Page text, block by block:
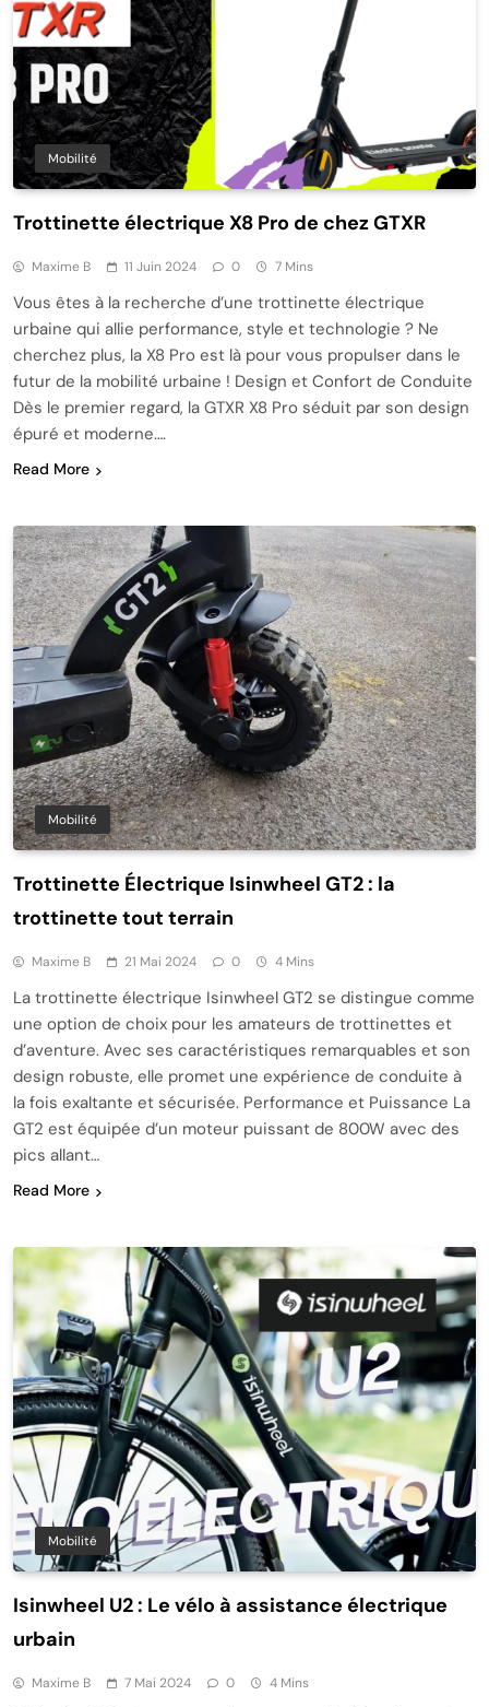
Mobilité
Trottinette électrique X8 Pro de chez GTXR
Maxime B 11 Juin 2024 0 7 Mins
Vous êtes à la recherche d’une trottinette électrique
urbaine qui allie performance, style et technologie ? Ne
cherchez plus, la X8 Pro est là pour vous propulser dans le
futur de la mobilité urbaine ! Design et Confort de Conduite
Dès le premier regard, la GTXR X8 Pro séduit par son design
épuré et moderne….
Read More
Mobilité
Trottinette Électrique Isinwheel GT2 : la
trottinette tout terrain
Maxime B 21 Mai 2024 0 4 Mins
La trottinette électrique Isinwheel GT2 se distingue comme
une option de choix pour les amateurs de trottinettes et
d’aventure. Avec ses caractéristiques remarquables et son
design robuste, elle promet une expérience de conduite à
la fois exaltante et sécurisée. Performance et Puissance La
GT2 est équipée d’un moteur puissant de 800W avec des
pics allant…
Read More
Mobilité
Isinwheel U2 : Le vélo à assistance électrique
urbain
Maxime B 7 Mai 2024 0 4 Mins